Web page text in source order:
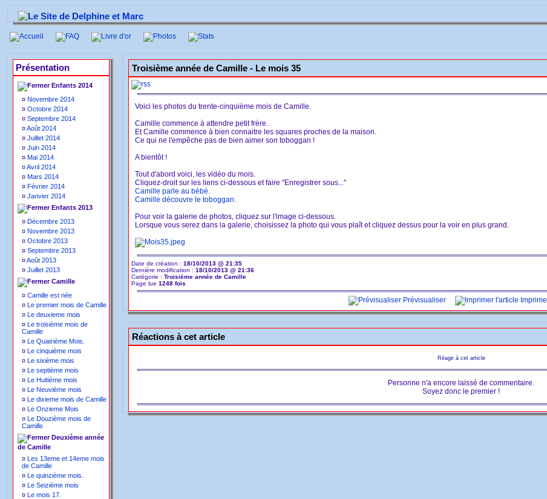
Présentation
Enfants 2014
¤ Novembre 2014
¤ Octobre 2014
¤ Septembre 2014
¤Août 2014
¤ Juillet 2014
¤ Juin 2014
¤ Mai 2014
¤Avril 2014
¤ Mars 2014
¤ Février 2014
¤ Janvier 2014
Enfants 2013
¤ Décembre 2013
¤ Novembre 2013
¤ Octobre 2013
¤ Septembre 2013
¤Août 2013
¤ Juillet 2013
Camille
¤ Camille est née
¤ Le premier mois de Camille
¤ Le deuxieme mois
¤ Le troisième mois de
Camille
¤ Le Quatrième Mois.
¤ Le cinquième mois
¤ Le sixième mois
¤ Le septième mois
¤ Le Huitième mois
¤ Le Neuvième mois
¤ Le dixieme mois de Camille
¤ Le Onzieme Mois
¤ Le Douzième mois de
Camille
Deuxième année
de Camille
¤ Les 13eme et 14eme mois
de Camille
¤ Le quinzième mois.
¤ Le Seizième mois
¤ Le mois 17.
Troisième année de Camille - Le mois 35
Voici les photos du trente-cinquième mois de Camille.
Camille commence à attendre petit frère.
Et Camille commence à bien connaitre les squares proches de la maison.
Ce qui ne l'empêche pas de bien aimer son toboggan !
A bientôt !
Tout d'abord voici, les vidéo du mois.
Cliquez-droit sur les liens ci-dessous et faire "Enregistrer sous..."
Camille parle au bébé.
Camille découvre le toboggan.
Pour voir la galerie de photos, cliquez sur l'image ci-dessous.
Lorsque vous serez dans la galerie, choisissez la photo qui vous plaît et cliquez dessus pour la voir en plus grand.
Date de création : 18/10/2013 @ 21:35
Dernière modification : 18/10/2013 @ 21:36
Catégorie : Troisième année de Camille
Page lue 1248 fois
Prévisualiser
Réactions à cet article
Réagir à cet article
Personne n'a encore laissé de commentaire.
Soyez donc le premier !